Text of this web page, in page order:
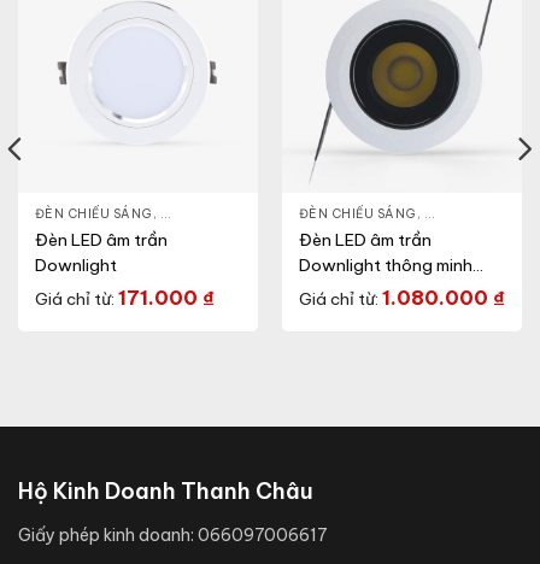
ĐÈN CHIẾU SÁNG , ĐÈN LED DOWNLIGHT, THIẾT BỊ CHIẾU SÁNG
Đèn LED âm trần
Downlight
Giá chỉ từ: 171.000 ₫
ĐÈN CHIẾU SÁNG , ĐÈN LED
Đèn LED âm trần
Downlight thông minh
xoay góc
Giá chỉ từ: 1.080.000 ₫
, THIẾT BỊ CHIẾU SÁNG
Hộ Kinh Doanh Thanh Châu
Giấy phép kinh doanh: 066097006617